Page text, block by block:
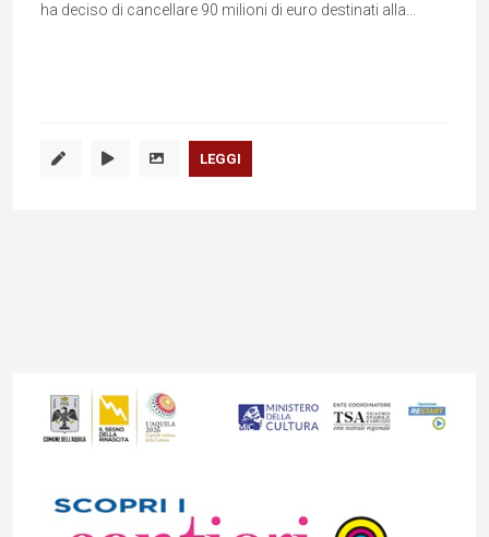
ha deciso di cancellare 90 milioni di euro destinati alla...
LEGGI